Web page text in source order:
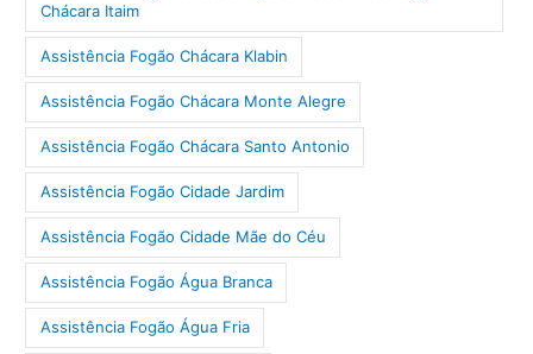
Chácara Itaim
Assistência Fogão Chácara Klabin
Assistência Fogão Chácara Monte Alegre
Assistência Fogão Chácara Santo Antonio
Assistência Fogão Cidade Jardim
Assistência Fogão Cidade Mãe do Céu
Assistência Fogão Água Branca
Assistência Fogão Água Fria